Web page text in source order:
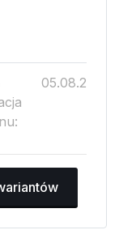
05.08.2026